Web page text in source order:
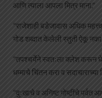
आणि त्याला आपला मित्र माना.”
“राजेशाही बडेजावास अधिक
गोड शब्दात केलेली स्तुती ऐकू
“तपश्चर्येने स्वतःला क्लेश करून
धम्माचे चिंतन करा व
“दुःखाचे व अनिष्ट गोष्टींचे